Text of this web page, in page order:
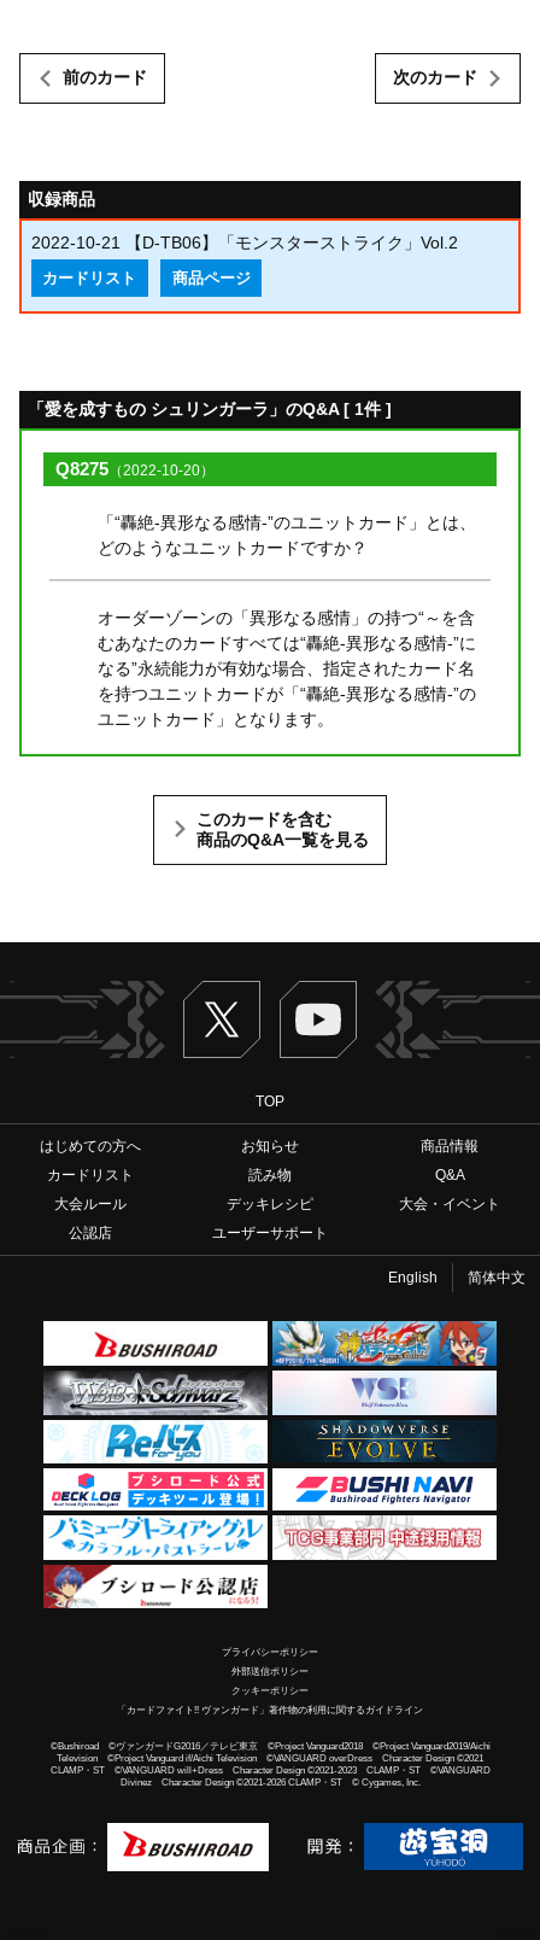
前のカード 次のカード
収録商品
2022-10-21 【D-TB06】「モンスターストライク」Vol.2
カードリスト 商品ページ
「愛を成すもの シュリンガーラ」のQ&A [ 1件 ]
Q8275 （2022-10-20）
「“轟絶-異形なる感情-”のユニットカード」とは、
どのようなユニットカードですか？
オーダーゾーンの「異形なる感情」の持つ“～を含
むあなたのカードすべては“轟絶-異形なる感情-”に
なる”永続能力が有効な場合、指定されたカード名
を持つユニットカードが「“轟絶-異形なる感情-”の
ユニットカード」となります。
このカードを含む
商品のQ&A一覧を見る
Twitter ヴァンガードch
TOP
はじめての方へ お知らせ
商品情報
カードリスト
読み物
Q&A
大会ルール
デッキレシピ
大会・イベント
公認店
ユーザーサポート
English 简体中文
プライバシーポリシー
外部送信ポリシー
クッキーポリシー
「カードファイト!! ヴァンガード」著作物の利用に関するガイドライン
©Bushiroad ©ヴァンガードG2016／テレビ東京 ©Project Vanguard2018 ©Project Vanguard2019/Aichi
Television ©Project Vanguard if/Aichi Television ©VANGUARD overDress Character Design ©2021
CLAMP・ST ©VANGUARD will+Dress Character Design ©2021-2023 CLAMP・ST ©VANGUARD
Divinez Character Design ©2021-2026 CLAMP・ST © Cygames, Inc.